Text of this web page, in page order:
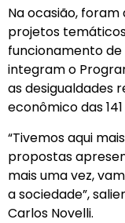
Na ocasião,
projetos
funcionamento de
integram o
as desigualdades
econômico das
“Tivemos aqui
propostas
mais uma vez,
a sociedade”,
Carlos Novelli.